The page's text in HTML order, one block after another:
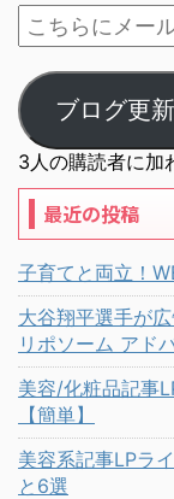
ブログ更
3人の購読者に加
最近の投稿
子育てと両立！
大谷翔平選手が
リポソーム アド
美容/化粧品記事
【簡単】
美容系記事LPラ
と6選